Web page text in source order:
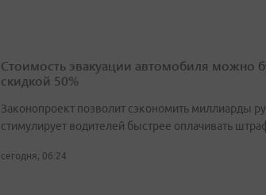
Стоимость эвакуации автомобиля можно
скидкой 50%
Законопроект позволит сэкономить миллиарды
стимулирует водителей быстрее оплачивать
сегодня, 06:24